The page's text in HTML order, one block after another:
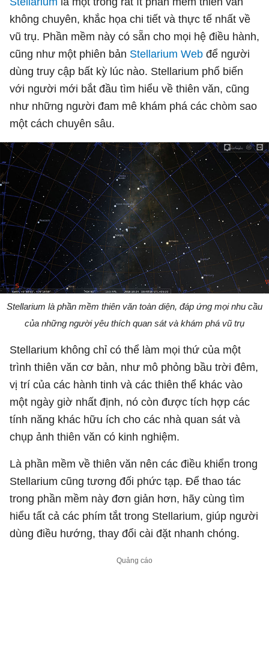
không chuyên, khắc họa chi tiết và thực tế nhất về
vũ trụ. Phần mềm này có sẵn cho mọi hệ điều hành,
cũng như một phiên bản Stellarium Web để người
dùng truy cập bất kỳ lúc nào. Stellarium phổ biến
với người mới bắt đầu tìm hiểu về thiên văn, cũng
như những người đam mê khám phá các chòm sao
một cách chuyên sâu.
Stellarium là phần mềm thiên văn toàn diện, đáp ứng mọi nhu cầu
của những người yêu thích quan sát và khám phá vũ trụ
Stellarium không chỉ có thể làm mọi thứ của một
trình thiên văn cơ bản, như mô phỏng bầu trời đêm,
vị trí của các hành tinh và các thiên thể khác vào
một ngày giờ nhất định, nó còn được tích hợp các
tính năng khác hữu ích cho các nhà quan sát và
chụp ảnh thiên văn có kinh nghiệm.
Là phần mềm về thiên văn nên các điều khiển trong
Stellarium cũng tương đối phức tạp. Để thao tác
trong phần mềm này đơn giản hơn, hãy cùng tìm
hiểu tất cả các phím tắt trong Stellarium, giúp người
dùng điều hướng, thay đổi cài đặt nhanh chóng.